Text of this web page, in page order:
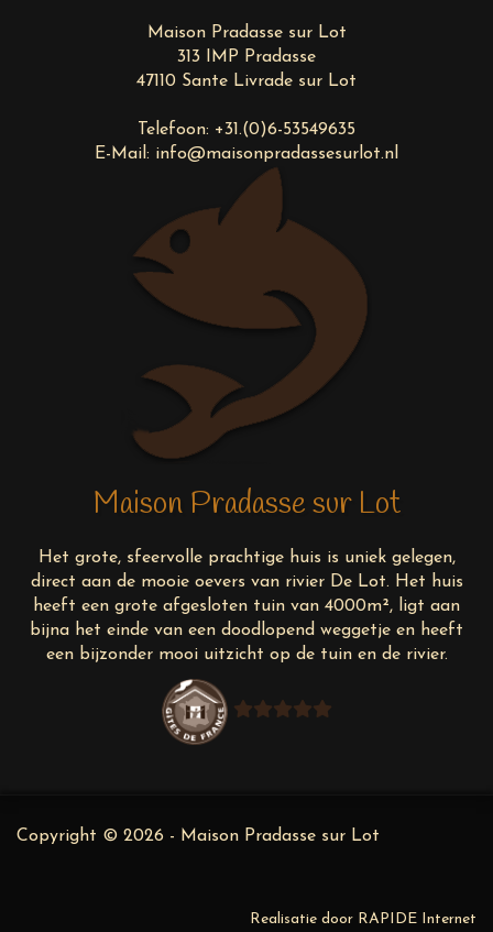
Maison Pradasse sur Lot
313 IMP Pradasse
47110 Sante Livrade sur Lot
Telefoon: +31.(0)6-53549635
E-Mail: info@maisonpradassesurlot.nl
Maison Pradasse sur Lot
Het grote, sfeervolle prachtige huis is uniek gelegen,
direct aan de mooie oevers van rivier De Lot. Het huis
heeft een grote afgesloten tuin van 4000m², ligt aan
bijna het einde van een doodlopend weggetje en heeft
een bijzonder mooi uitzicht op de tuin en de rivier.
Copyright © 2026 - Maison Pradasse sur Lot
Realisatie door RAPIDE Internet